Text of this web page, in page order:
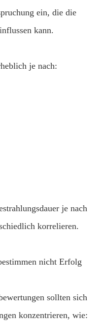
ein, die die
kann.
je nach:
je nach
korrelieren.
nicht Erfolg
sollten sich
konzentrieren, wie: